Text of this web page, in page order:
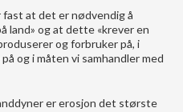
at det er nødvendig å
land» og at dette «krever en
og forbruker på, i
og i måten vi samhandler med
er erosjon det største